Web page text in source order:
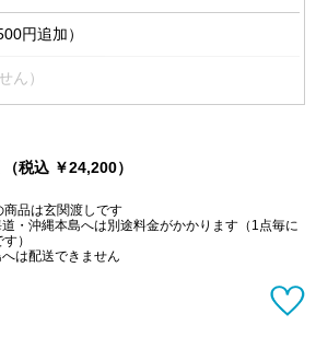
円追加）
ん）
税込 ￥24,200）
品は玄関渡しです
・沖縄本島へは別途料金がかかります（1点毎に
）
は配送できません